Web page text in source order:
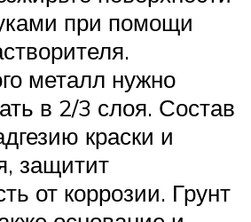
при помощи
металл нужно
в 2/3 слоя. Состав
краски и
защитит
от коррозии. Грунт